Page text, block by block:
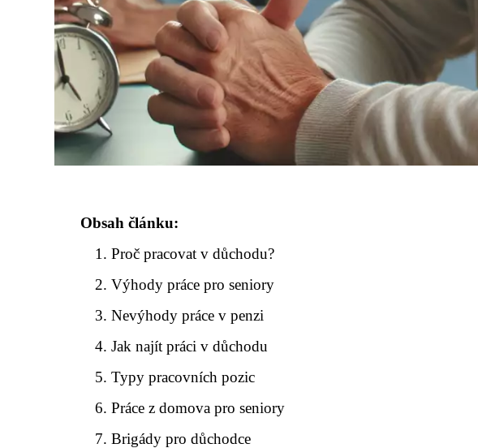
Obsah článku:
Proč pracovat v důchodu?
Výhody práce pro seniory
Nevýhody práce v penzi
Jak najít práci v důchodu
Typy pracovních pozic
Práce z domova pro seniory
Brigády pro důchodce